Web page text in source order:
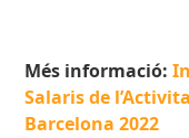
Més informació:
Salaris de
Barcelona 2022